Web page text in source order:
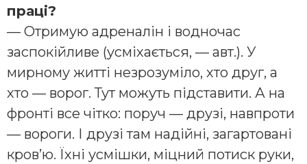
праці?
— Отримую адреналін і водночас
заспокійливе (усміхається, — авт.). У
мирному житті незрозуміло, хто друг, а
хто — ворог. Тут можуть підставити. А на
фронті все чітко: поруч — друзі, навпроти
— вороги. І друзі там надійні, загартовані
кров’ю. Їхні усмішки, міцний потиск руки,